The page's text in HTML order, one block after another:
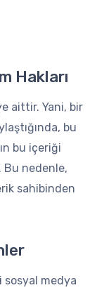
Hakları
aittir. Yani, bir
bu
bu içeriği
Bu nedenle,
sahibinden
sosyal medya